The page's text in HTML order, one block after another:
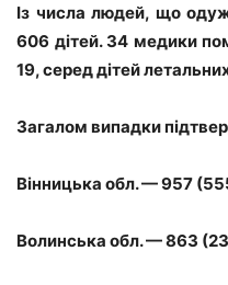
Із числа людей, що
606 дітей. 34 медики
19, серед дітей
Загалом випадки
Вінницька обл. — 957
Волинська обл. — 863